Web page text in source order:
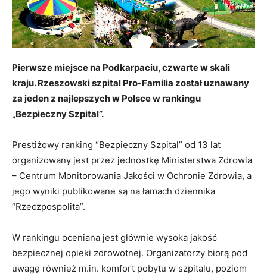
Pierwsze miejsce na Podkarpaciu, czwarte w skali
kraju. Rzeszowski szpital Pro-Familia został uznawany
za jeden z najlepszych w Polsce w rankingu
„Bezpieczny Szpital”.
Prestiżowy ranking “Bezpieczny Szpital” od 13 lat
organizowany jest przez jednostkę Ministerstwa Zdrowia
– Centrum Monitorowania Jakości w Ochronie Zdrowia, a
jego wyniki publikowane są na łamach dziennika
“Rzeczpospolita”.
W rankingu oceniana jest głównie wysoka jakość
bezpiecznej opieki zdrowotnej. Organizatorzy biorą pod
uwagę również m.in. komfort pobytu w szpitalu, poziom